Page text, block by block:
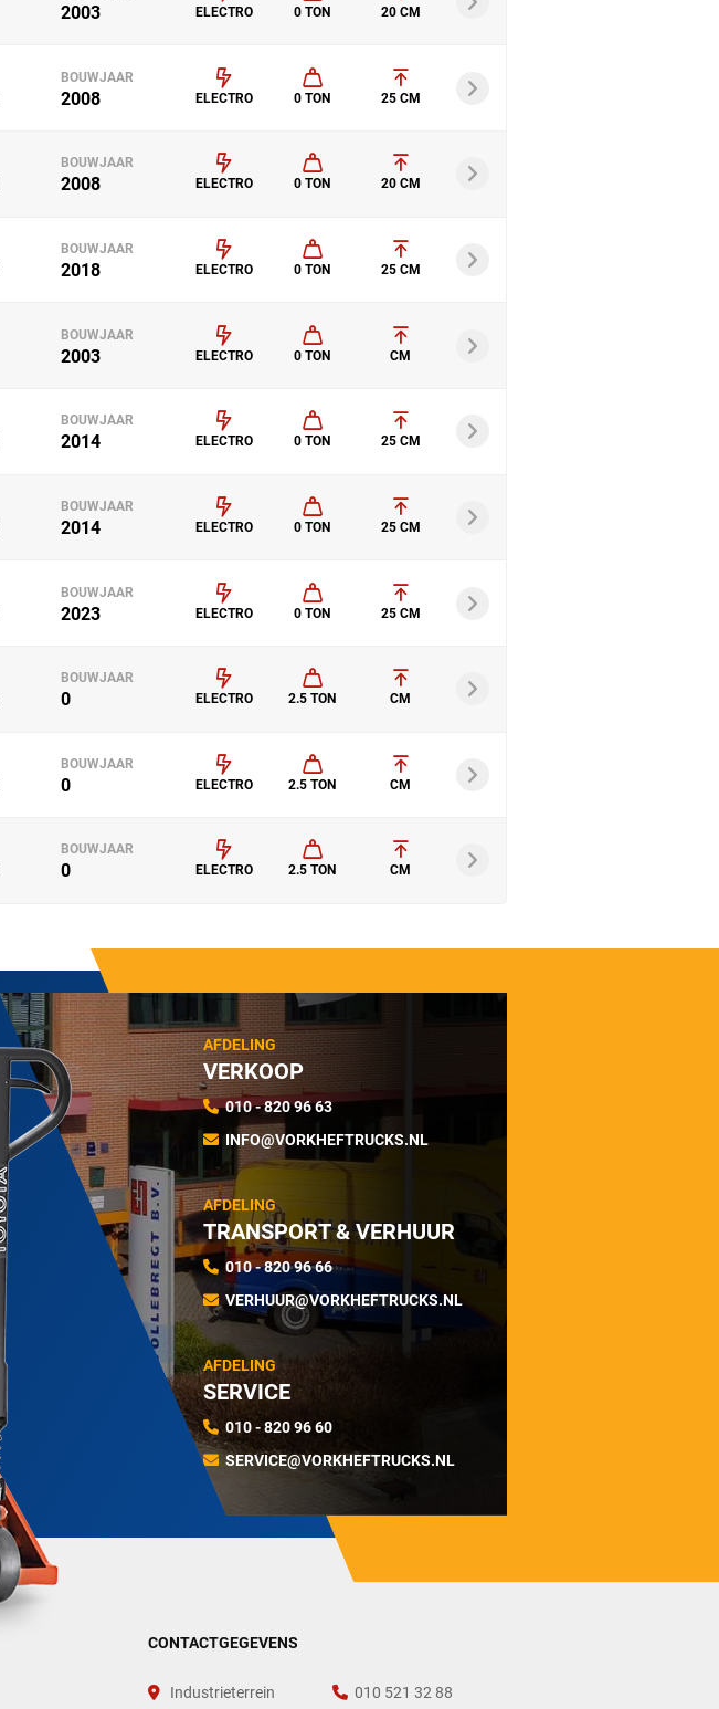
2003 ELECTRO 0 TON 20 CM
BOUWJAAR
2008 ELECTRO 0 TON 25 CM
BOUWJAAR
2008 ELECTRO 0 TON 20 CM
BOUWJAAR
2018 ELECTRO 0 TON 25 CM
BOUWJAAR
2003 ELECTRO 0 TON CM
BOUWJAAR
2014 ELECTRO 0 TON 25 CM
BOUWJAAR
2014 ELECTRO 0 TON 25 CM
BOUWJAAR
2023 ELECTRO 0 TON 25 CM
BOUWJAAR
0 ELECTRO 2.5 TON CM
BOUWJAAR
0 ELECTRO 2.5 TON CM
BOUWJAAR
0 ELECTRO 2.5 TON CM
AFDELING
VERKOOP
010 - 820 96 63
INFO@VORKHEFTRUCKS.NL
AFDELING
TRANSPORT & VERHUUR
010 - 820 96 66
VERHUUR@VORKHEFTRUCKS.NL
AFDELING
SERVICE
010 - 820 96 60
SERVICE@VORKHEFTRUCKS.NL
CONTACTGEGEVENS
Industrieterrein 010 521 32 88